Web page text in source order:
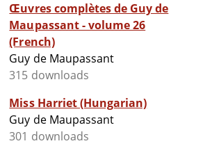
Œuvres complètes de Guy de
Maupassant - volume 26
(French)
Guy de Maupassant
315 downloads
Miss Harriet (Hungarian)
Guy de Maupassant
301 downloads